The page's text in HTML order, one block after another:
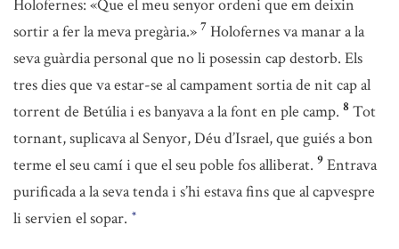
Holofernes: «Que el meu senyor ordeni que em deixin
sortir a fer la meva pregària.» 7 Holofernes va manar a la
seva guàrdia personal que no li posessin cap destorb. Els
tres dies que va estar-se al campament sortia de nit cap al
torrent de Betúlia i es banyava a la font en ple camp. 8 Tot
tornant, suplicava al Senyor, Déu d’Israel, que guiés a bon
terme el seu camí i que el seu poble fos alliberat. 9 Entrava
purificada a la seva tenda i s’hi estava fins que al capvespre
li servien el sopar. *